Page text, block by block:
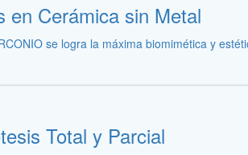
en Cerámica sin Metal
se logra la máxima biomimética y
Total y Parcial